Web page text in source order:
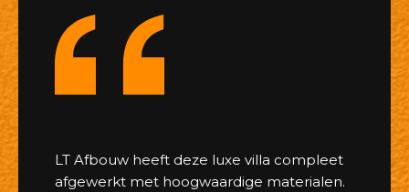
LT Afbouw heeft deze luxe villa compleet
afgewerkt met hoogwaardige materialen.